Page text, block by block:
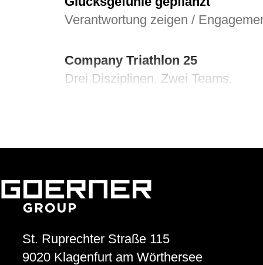
Verantwortung zeigen /
Company Triathlon 25
Drei Disziplinen. Zwei Teams.
Jugendliche im Blick
Goerner Group unterstützt JUNO
GOERNER Group supportet
Technologiebegeisterte Kids
St. Ruprechter Straße 115
9020 Klagenfurt am Wörthersee